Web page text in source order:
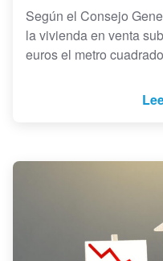
Según el Consejo
la vivienda en venta
euros el metro